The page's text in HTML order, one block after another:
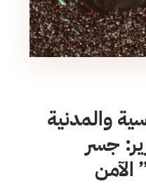
والمدنية
جسر
الآمن